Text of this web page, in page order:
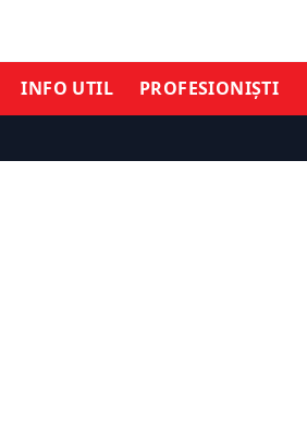
INFO UTIL PROFESIONIȘTI